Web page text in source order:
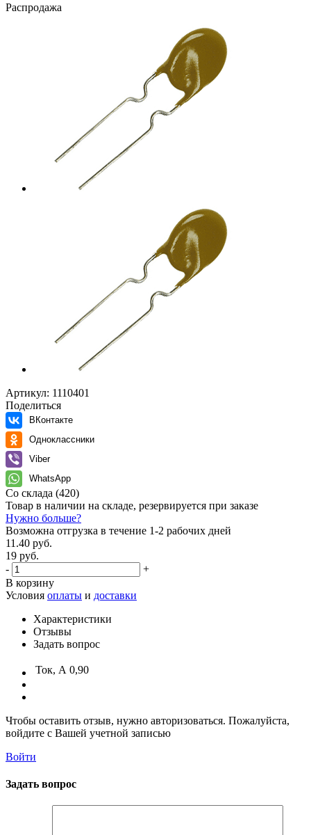
Распродажа
Артикул: 1110401
Поделиться
ВКонтакте
Одноклассники
Viber
WhatsApp
Со склада (420)
Товар в наличии на складе, резервируется при заказе
Нужно больше?
Возможна отгрузка в течение 1-2 рабочих дней
11.40 руб.
19 руб.
-
+
В корзину
Условия оплаты и доставки
Характеристики
Отзывы
Задать вопрос
Ток, А 0,90
Чтобы оставить отзыв, нужно авторизоваться. Пожалуйста,
войдите с Вашей учетной записью
Войти
Задать вопрос